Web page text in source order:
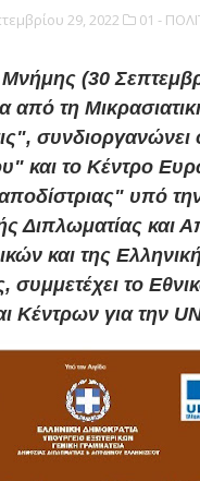
29, 2022 01 -
(30
από τη
και το Κέντρο
υπό την
Διπλωματίας
και της
συμμετέχει το
Κέντρων για την